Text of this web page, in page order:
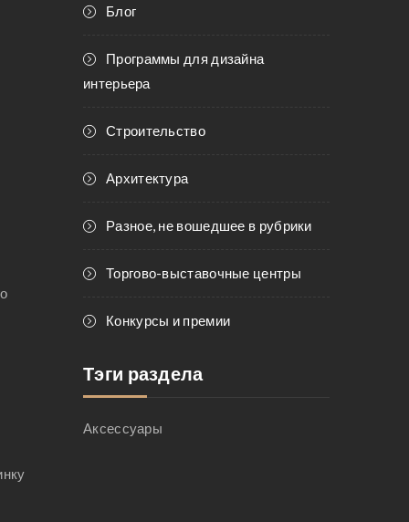
Блог
Программы для дизайна
интерьера
Строительство
Архитектура
Разное, не вошедшее в рубрики
Торгово-выставочные центры
Конкурсы и премии
Тэги раздела
Аксессуары